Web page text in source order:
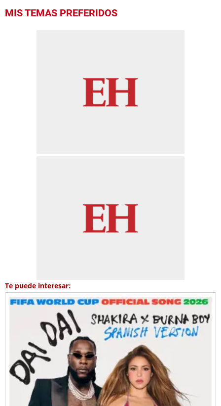
MIS TEMAS PREFERIDOS
Te puede interesar: